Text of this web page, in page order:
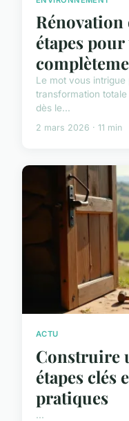
Rénovation
étapes
Le mot vous
transformation
dès le...
2 mars 2026 · 11 min
ACTU
Construire
étapes clés
pratiques
...